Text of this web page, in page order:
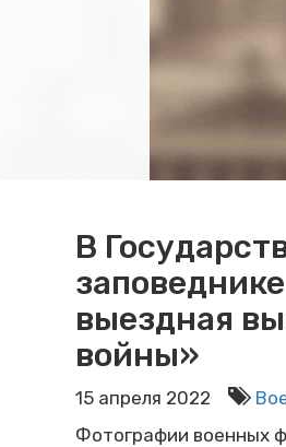
В
выездная
войны»
15 апреля 2022
Фотографии военных